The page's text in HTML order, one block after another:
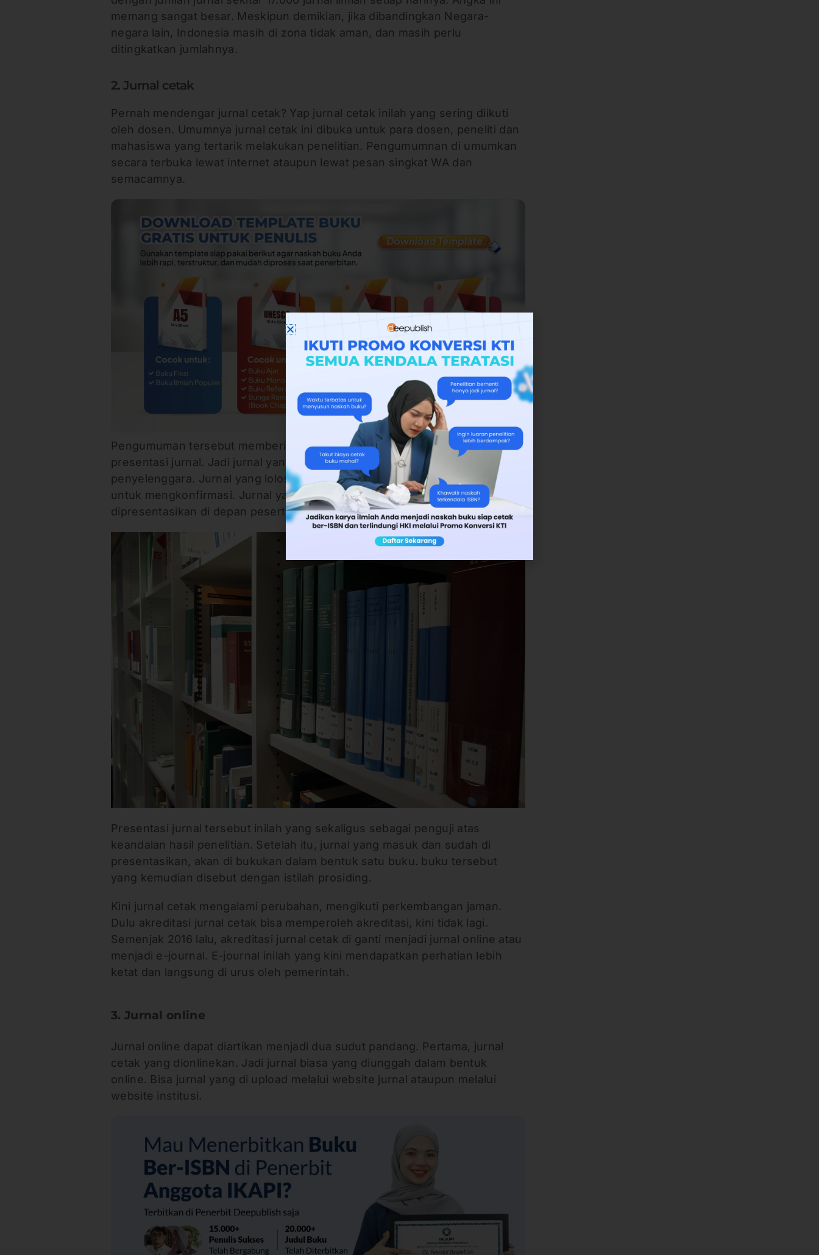
memang sangat besar. Meskipun demikian, jika dibandingkan Negara-
negara lain, Indonesia masih di zona tidak aman, dan masih perlu
ditingkatkan jumlahnya.
2. Jurnal cetak
Pernah mendengar jurnal cetak? Yap jurnal cetak inilah yang sering diikuti
oleh dosen. Umumnya jurnal cetak ini dibuka untuk para dosen, peneliti dan
mahasiswa yang tertarik melakukan penelitian. Pengumumnan di umumkan
secara terbuka lewat internet ataupun lewat pesan singkat WA dan
semacamnya.
Pengumuman tersebut memberitahukan teknis penulisan jurnal dan waktu
presentasi jurnal. Jadi jurnal yang masuk akan di seleksi oleh tim
penyelenggara. Jurnal yang lolos akan dikonfirmasi oleh tim ke penulis,
untuk mengkonfirmasi. Jurnal yang lolos seleksi, nantinya akan
dipresentasikan di depan peserta lain.
Presentasi jurnal tersebut inilah yang sekaligus sebagai penguji atas
keandalan hasil penelitian. Setelah itu, jurnal yang masuk dan sudah di
presentasikan, akan di bukukan dalam bentuk satu buku. buku tersebut
yang kemudian disebut dengan istilah prosiding.
Kini jurnal cetak mengalami perubahan, mengikuti perkembangan jaman.
Dulu akreditasi jurnal cetak bisa memperoleh akreditasi, kini tidak lagi.
Semenjak 2016 lalu, akreditasi jurnal cetak di ganti menjadi jurnal online atau
menjadi e-journal. E-journal inilah yang kini mendapatkan perhatian lebih
ketat dan langsung di urus oleh pemerintah.
3. Jurnal online
Jurnal online dapat diartikan menjadi dua sudut pandang. Pertama, jurnal
cetak yang dionlinekan. Jadi jurnal biasa yang diunggah dalam bentuk
online. Bisa jurnal yang di upload melalui website jurnal ataupun melalui
website institusi.